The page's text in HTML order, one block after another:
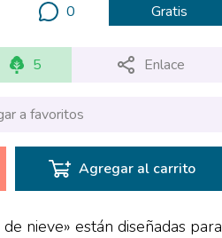
0 Gratis
5 Enlace
a favoritos
Agregar al carrito
nieve» están diseñadas para